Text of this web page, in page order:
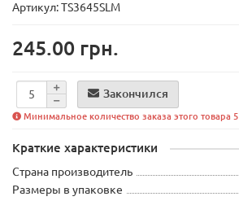
Артикул: TS3645SLM
245.00 грн.
Закончился
Минимальное количество заказа этого товара 5
Краткие характеристики
Страна производитель
Размеры в упаковке